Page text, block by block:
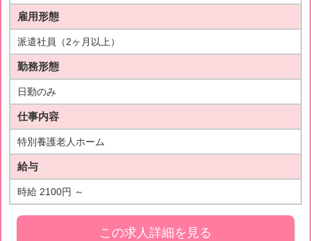
雇用形態
派遣社員（2ヶ月以上）
勤務形態
日勤のみ
仕事内容
特別養護老人ホーム
給与
時給 2100円 ～
この求人詳細を見る